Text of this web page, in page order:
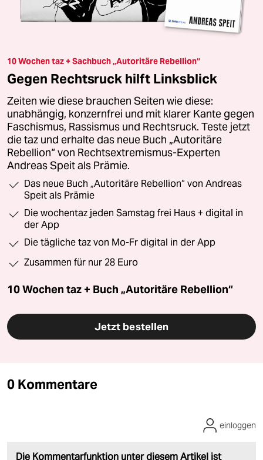
10 Wochen taz + Sachbuch „Autoritäre Rebellion“
Gegen Rechtsruck hilft Linksblick
Zeiten wie diese brauchen Seiten wie diese:
unabhängig, konzernfrei und mit klarer Kante gegen
Faschismus, Rassismus und Rechtsruck. Teste jetzt
die taz und erhalte das neue Buch „Autoritäre
Rebellion“ von Rechtsextremismus-Experten
Andreas Speit als Prämie.
Das neue Buch „Autoritäre Rebellion“ von Andreas
Speit als Prämie
Die wochentaz jeden Samstag frei Haus + digital in
der App
Die tägliche taz von Mo-Fr digital in der App
Zusammen für nur 28 Euro
10 Wochen taz + Buch „Autoritäre Rebellion“
Jetzt bestellen
0 Kommentare
Die Kommentarfunktion unter diesem Artikel ist
einloggen